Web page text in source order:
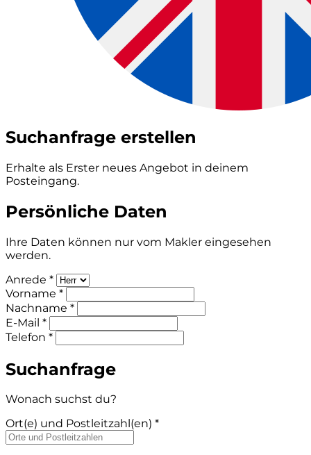
Suchanfrage erstellen
Erhalte als Erster neues Angebot in deinem
Posteingang.
Persönliche Daten
Ihre Daten können nur vom Makler eingesehen
werden.
Anrede *
Vorname *
Nachname *
E-Mail *
Telefon *
Suchanfrage
Wonach suchst du?
Ort(e) und Postleitzahl(en) *